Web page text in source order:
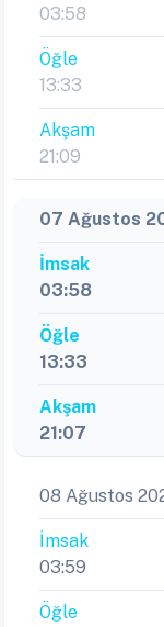
03:58
Öğle
13:33
Akşam
21:09
07 Ağustos
İmsak
03:58
Öğle
13:33
Akşam
21:07
08 Ağustos
İmsak
03:59
Öğle